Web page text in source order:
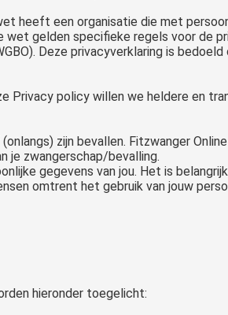
heeft een organisatie die met
gelden specifieke regels voor de
Deze privacyverklaring is
Privacy policy willen we heldere en
zijn bevallen. Fitzwanger
je zwangerschap/bevalling.
gegevens van jou. Het is
omtrent het gebruik van jouw
hieronder toegelicht: